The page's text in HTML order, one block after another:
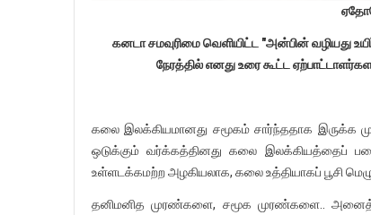
கனடா சமவுரிமை வெளியிட்ட "அன்பின் வழியது
நேரத்தில் எனது உரை கூட்ட
கலை இலக்கியமானது சமூகம் சார்ந்ததாக இருக்க
ஒடுக்கும் வர்க்கத்தினது கலை இலக்கியத்தைப்
உள்ளடக்கமற்ற அழகியலாக, கலை உத்தியாகப் பூசி
தனிமனித முரண்களை, சமூக முரண்களை..